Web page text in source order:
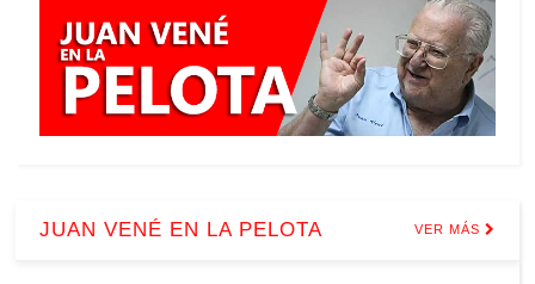
JUAN VENÉ EN LA PELOTA VER MÁS